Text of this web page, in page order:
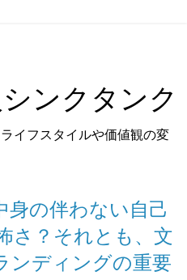
ンクタンク
イフスタイルや価値観の変
身の伴わない自己
さ？それとも、文
ンディングの重要